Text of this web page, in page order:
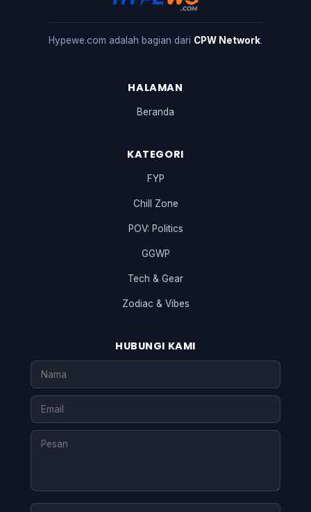
Hypewe.com adalah bagian dari CPW Network.
HALAMAN
Beranda
KATEGORI
FYP
Chill Zone
POV: Politics
GGWP
Tech & Gear
Zodiac & Vibes
HUBUNGI KAMI